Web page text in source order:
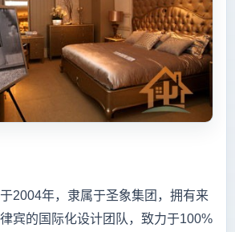
年，隶属于圣象集团，拥有来
宾的国际化设计团队，致力于100%